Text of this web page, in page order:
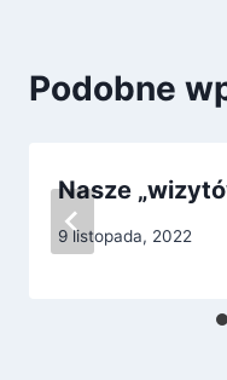
Podobne
Nasze
9 listopada, 2022